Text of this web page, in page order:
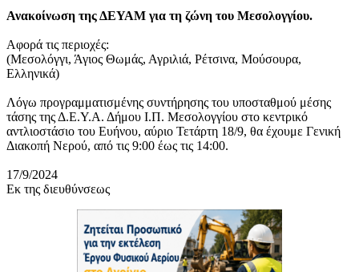
Ανακοίνωση της ΔΕΥΑΜ για τη ζώνη του Μεσολογγίου.
Αφορά τις περιοχές:
(Μεσολόγγι, Άγιος Θωμάς, Αγριλιά, Ρέτσινα, Μούσουρα,
Ελληνικά)
Λόγω προγραμματισμένης συντήρησης του υποσταθμού μέσης
τάσης της Δ.Ε.Υ.Α. Δήμου Ι.Π. Μεσολογγίου στο κεντρικό
αντλιοστάσιο του Ευήνου, αύριο Τετάρτη 18/9, θα έχουμε Γενική
Διακοπή Νερού, από τις 9:00 έως τις 14:00.
17/9/2024
Εκ της διευθύνσεως